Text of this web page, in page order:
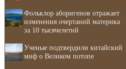
Фольклор аборигенов отражает
изменения очертаний материка
за 10 тысячелетий
Ученые подтвердили китайский
миф о Великом потопе